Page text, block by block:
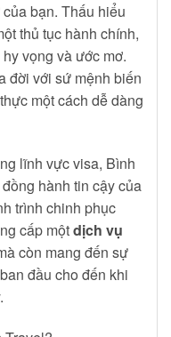
bạn. Thấu hiểu
thủ tục hành chính,
vọng và ước mơ.
đời với sứ mệnh biến
một cách dễ dàng
lĩnh vực visa, Bình
hành tin cậy của
trình chinh phục
cấp mộtdịch vụ
còn mang đến sự
đầu cho đến khi